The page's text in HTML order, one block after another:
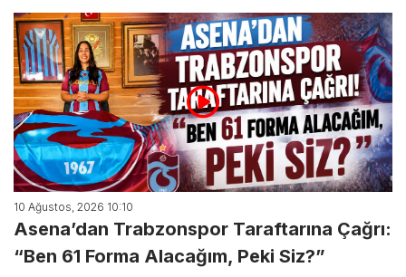
10 Ağustos, 2026 10:10
Asena’dan Trabzonspor Taraftarına Çağrı:
“Ben 61 Forma Alacağım, Peki Siz?”